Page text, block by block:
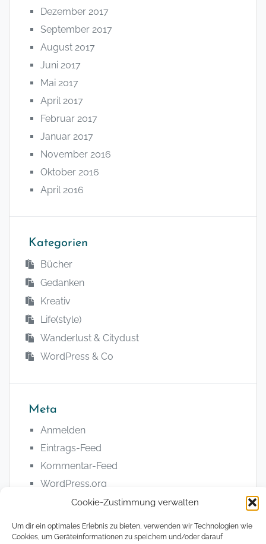
Cookie-Zustimmung verwalten
Um dir ein optimales Erlebnis zu bieten, verwenden wir Technologien wie
Cookies, um Geräteinformationen zu speichern und/oder darauf
Dezember 2017
September 2017
August 2017
Juni 2017
Mai 2017
April 2017
Februar 2017
Januar 2017
November 2016
Oktober 2016
April 2016
Kategorien
Bücher
Gedanken
Kreativ
Life(style)
Wanderlust & Citydust
WordPress & Co
Meta
Anmelden
Eintrags-Feed
Kommentar-Feed
WordPress.org